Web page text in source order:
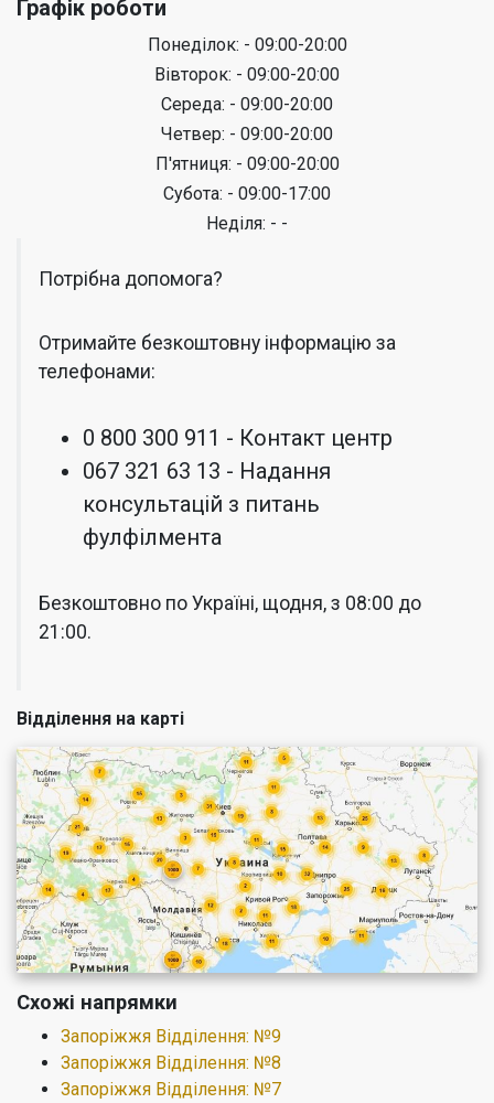
Графік роботи
Понеділок: - 09:00-20:00
Вівторок: - 09:00-20:00
Середа: - 09:00-20:00
Четвер: - 09:00-20:00
П'ятниця: - 09:00-20:00
Субота: - 09:00-17:00
Неділя: - -
Потрібна допомога?
Отримайте безкоштовну інформацію за
телефонами:
0 800 300 911 - Контакт центр
067 321 63 13 - Надання
консультацій з питань
фулфілмента
Безкоштовно по Україні, щодня, з 08:00 до
21:00.
Відділення на карті
Схожі напрямки
Запоріжжя Відділення: №9
Запоріжжя Відділення: №8
Запоріжжя Відділення: №7